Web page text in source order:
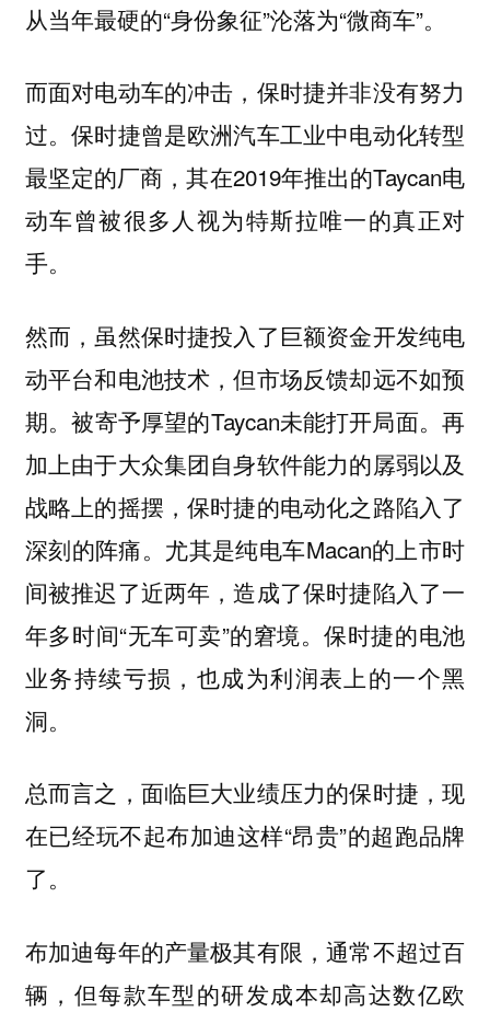
从当年最硬的“身份象征”沦落为“微商车”。
而面对电动车的冲击，保时捷并非没有努力
过。保时捷曾是欧洲汽车工业中电动化转型
最坚定的厂商，其在2019年推出的Taycan电
动车曾被很多人视为特斯拉唯一的真正对
手。
然而，虽然保时捷投入了巨额资金开发纯电
动平台和电池技术，但市场反馈却远不如预
期。被寄予厚望的Taycan未能打开局面。再
加上由于大众集团自身软件能力的孱弱以及
战略上的摇摆，保时捷的电动化之路陷入了
深刻的阵痛。尤其是纯电车Macan的上市时
间被推迟了近两年，造成了保时捷陷入了一
年多时间“无车可卖”的窘境。保时捷的电池
业务持续亏损，也成为利润表上的一个黑
洞。
总而言之，面临巨大业绩压力的保时捷，现
在已经玩不起布加迪这样“昂贵”的超跑品牌
了。
布加迪每年的产量极其有限，通常不超过百
辆，但每款车型的研发成本却高达数亿欧